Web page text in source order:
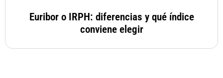
Euribor o IRPH: diferencias y qué índice
conviene elegir